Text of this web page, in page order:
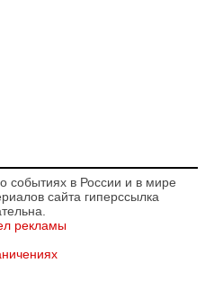
событиях в России и в мире
сайта гиперссылка
рекламы